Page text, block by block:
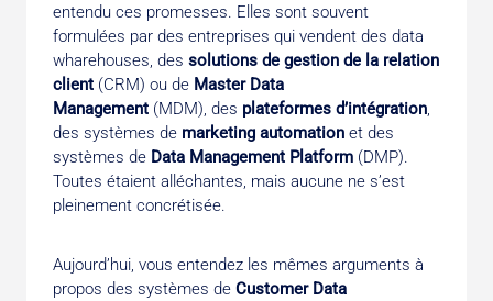
entendu ces promesses. Elles sont souvent
formulées par des entreprises qui vendent des data
wharehouses, des solutions de gestion de la relation
client (CRM) ou de Master Data
Management (MDM), des plateformes d’intégration,
des systèmes de marketing automation et des
systèmes de Data Management Platform (DMP).
Toutes étaient alléchantes, mais aucune ne s’est
pleinement concrétisée.
Aujourd’hui, vous entendez les mêmes arguments à
propos des systèmes de Customer Data